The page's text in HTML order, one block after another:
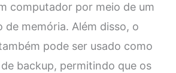
computador por meio de um
de memória. Além disso, o
pode ser usado como
backup, permitindo que os